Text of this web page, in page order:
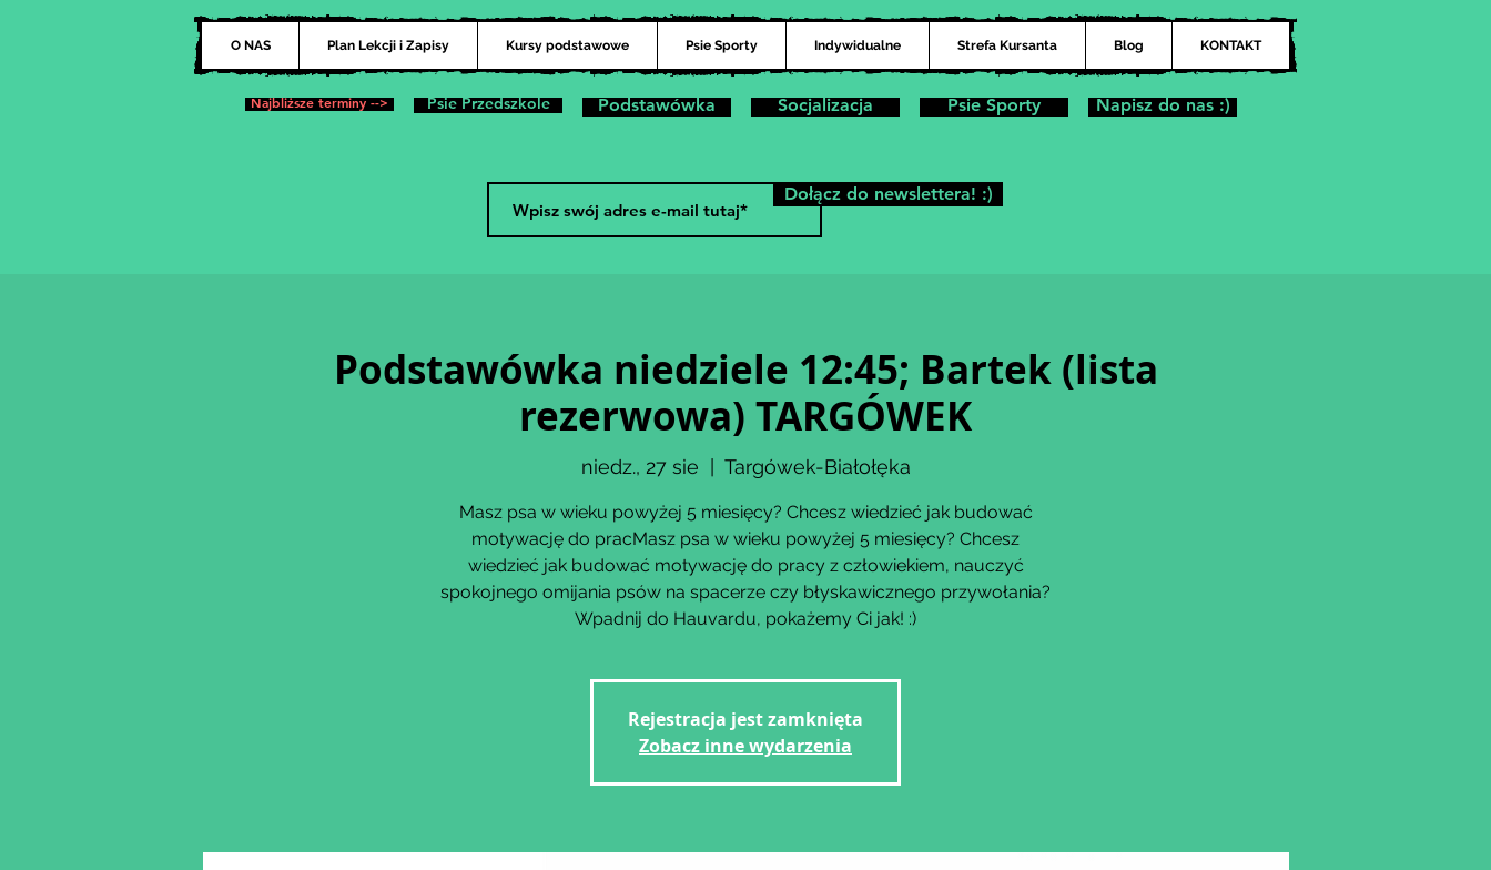
O NAS Plan Lekcji i Zapisy Kursy podstawowe Psie Sporty Indywidualne Strefa Kursanta Blog KONTAKT
Najbliższe terminy --> Psie Przedszkole Podstawówka Socjalizacja Psie Sporty Napisz do nas :)
Podstawówka niedziele 12:45; Bartek (lista
rezerwowa) TARGÓWEK
niedz., 27 sie Targówek-Białołęka
Masz psa w wieku powyżej 5 miesięcy? Chcesz wiedzieć jak budować
motywację do pracMasz psa w wieku powyżej 5 miesięcy? Chcesz
wiedzieć jak budować motywację do pracy z człowiekiem, nauczyć
spokojnego omijania psów na spacerze czy błyskawicznego przywołania?
Rejestracja jest zamknięta
Zobacz inne wydarzenia
Dołącz do newslettera! :)